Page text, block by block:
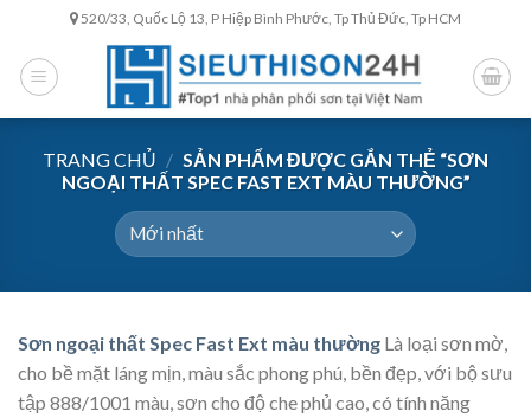
content
520/33, Quốc Lộ 13, P Hiệp Bình Phước, Tp Thủ Đức, Tp HCM
TRANG CHỦ / SẢN PHẨM ĐƯỢC GẮN THẺ “SƠN
NGOẠI THẤT SPEC FAST EXT MÀU THƯỜNG”
Sơn ngoại thất Spec Fast Ext màu thường Là loại sơn mờ,
cho bề mặt láng mịn, màu sắc phong phú, bền đẹp, với bộ sưu
tập 888/1001 màu, sơn cho độ che phủ cao, có tính năng